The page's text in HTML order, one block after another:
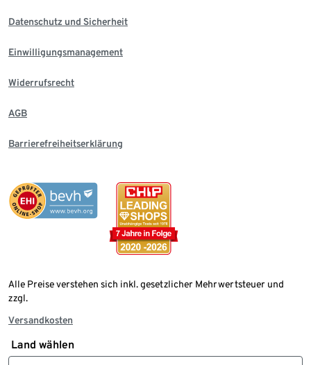
Datenschutz und Sicherheit
Einwilligungsmanagement
Widerrufsrecht
AGB
Barrierefreiheitserklärung
Alle Preise verstehen sich inkl. gesetzlicher Mehrwertsteuer und
zzgl.
Versandkosten
Land wählen